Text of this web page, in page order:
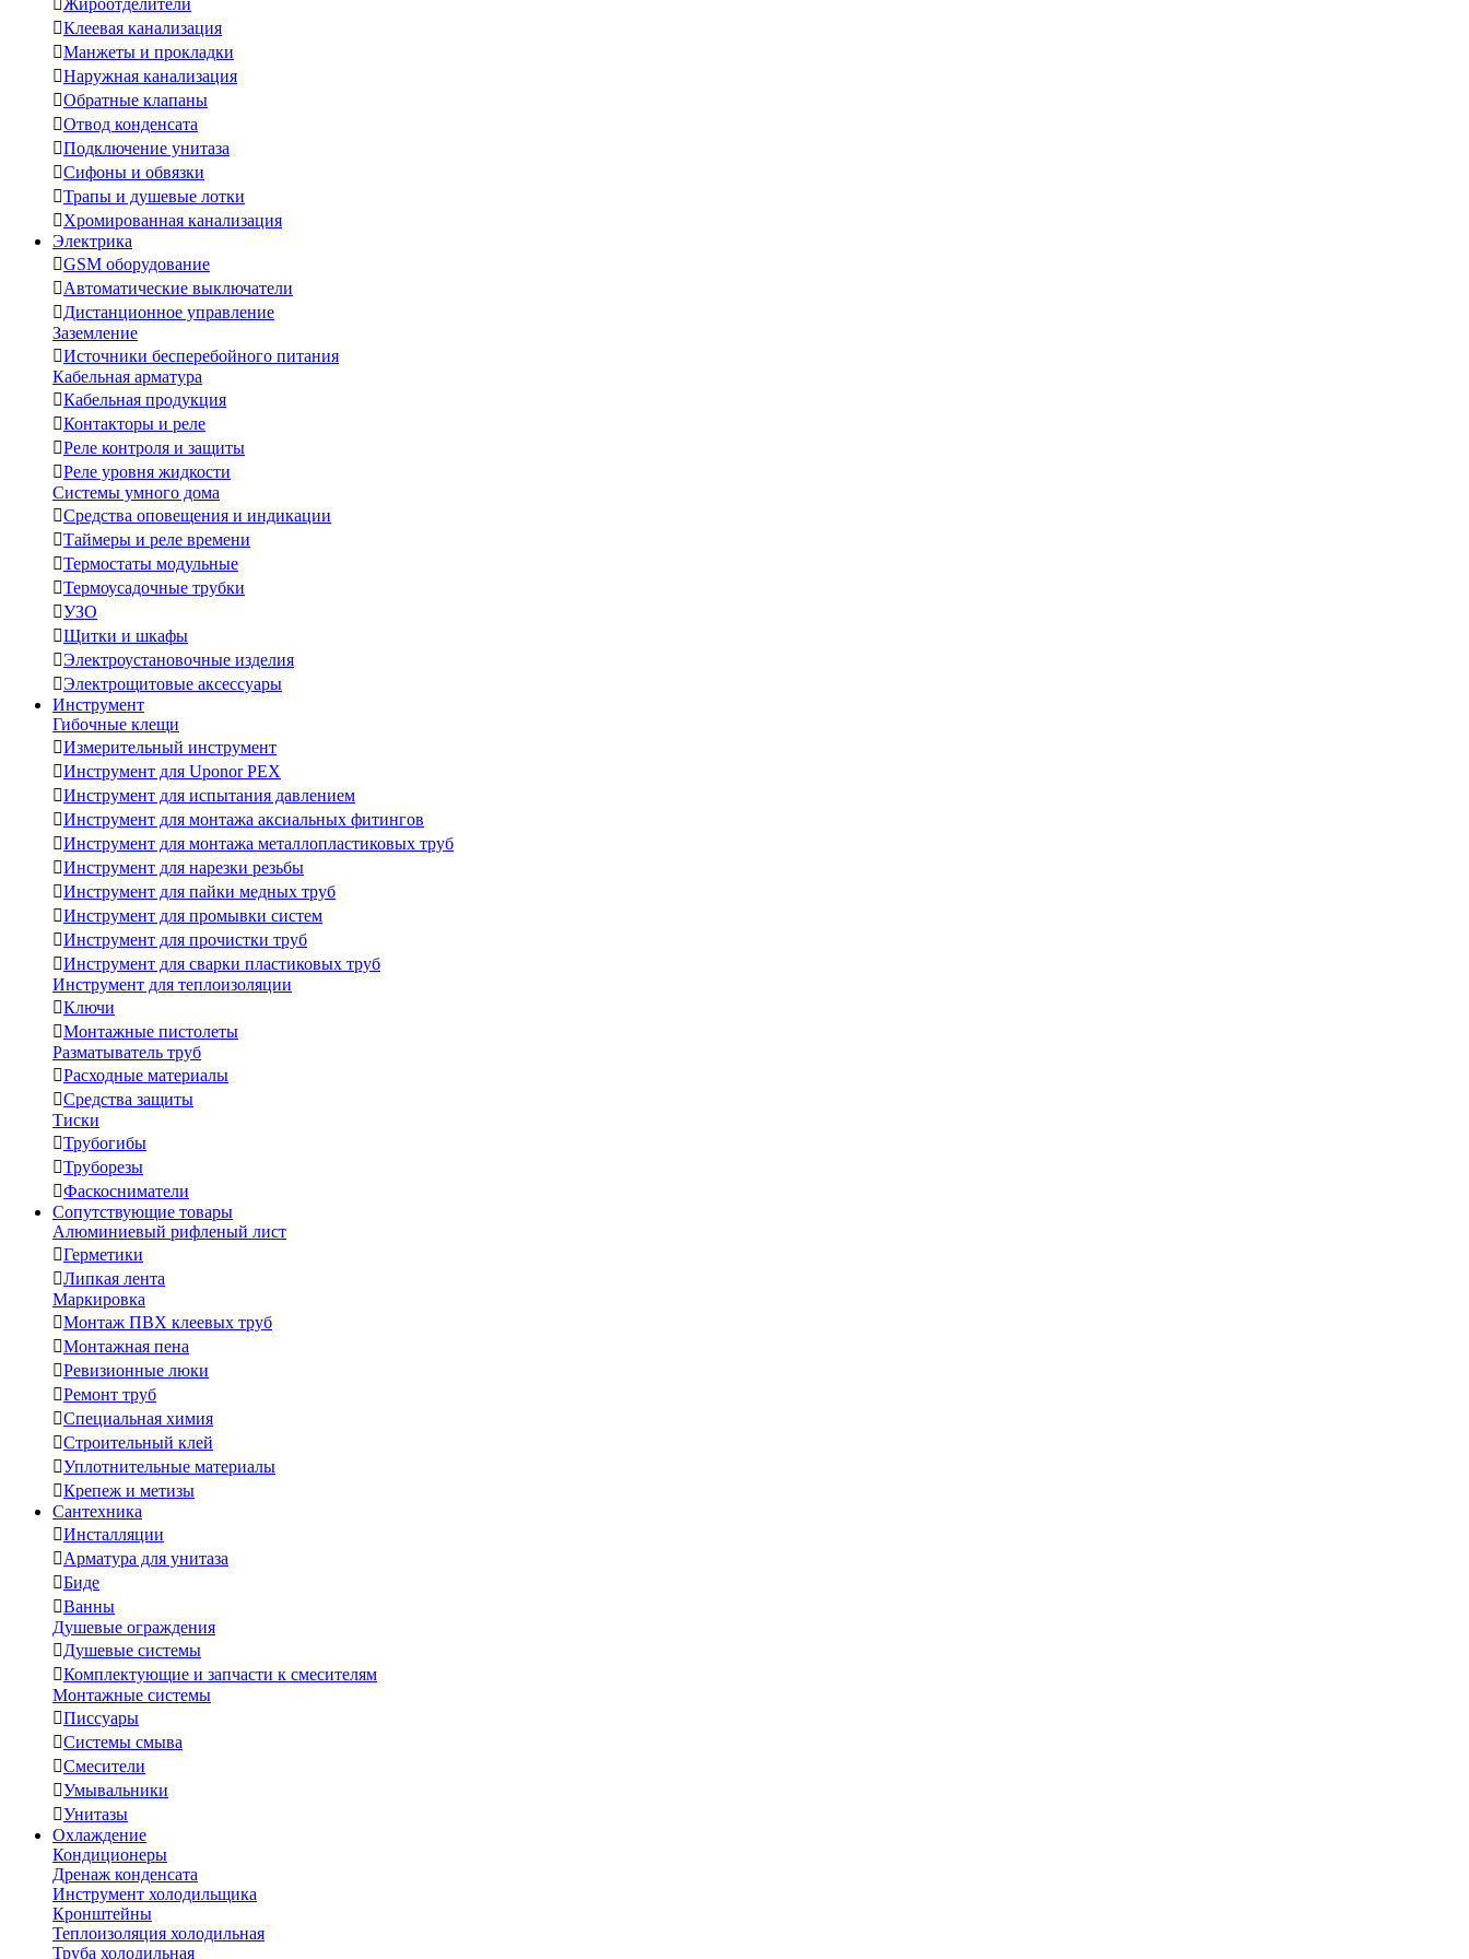
Жироотделители
Клеевая канализация
Манжеты и прокладки
Наружная канализация
Обратные клапаны
Отвод конденсата
Подключение унитаза
Сифоны и обвязки
Трапы и душевые лотки
Хромированная канализация
Электрика
GSM оборудование
Автоматические выключатели
Дистанционное управление
Заземление
Источники бесперебойного питания
Кабельная арматура
Кабельная продукция
Контакторы и реле
Реле контроля и защиты
Реле уровня жидкости
Системы умного дома
Средства оповещения и индикации
Таймеры и реле времени
Термостаты модульные
Термоусадочные трубки
УЗО
Щитки и шкафы
Электроустановочные изделия
Электрощитовые аксессуары
Инструмент
Гибочные клещи
Измерительный инструмент
Инструмент для Uponor PEX
Инструмент для испытания давлением
Инструмент для монтажа аксиальных фитингов
Инструмент для монтажа металлопластиковых труб
Инструмент для нарезки резьбы
Инструмент для пайки медных труб
Инструмент для промывки систем
Инструмент для прочистки труб
Инструмент для сварки пластиковых труб
Инструмент для теплоизоляции
Ключи
Монтажные пистолеты
Разматыватель труб
Расходные материалы
Средства защиты
Тиски
Трубогибы
Труборезы
Фаскосниматели
Сопутствующие товары
Алюминиевый рифленый лист
Герметики
Липкая лента
Маркировка
Монтаж ПВХ клеевых труб
Монтажная пена
Ревизионные люки
Ремонт труб
Специальная химия
Строительный клей
Уплотнительные материалы
Крепеж и метизы
Сантехника
Инсталляции
Арматура для унитаза
Биде
Ванны
Душевые ограждения
Душевые системы
Комплектующие и запчасти к смесителям
Монтажные системы
Писсуары
Системы смыва
Смесители
Умывальники
Унитазы
Охлаждение
Кондиционеры
Дренаж конденсата
Инструмент холодильщика
Кронштейны
Теплоизоляция холодильная
Труба холодильная